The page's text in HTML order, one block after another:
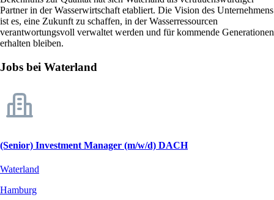
Partner in der Wasserwirtschaft etabliert. Die Vision des Unternehmens
ist es, eine Zukunft zu schaffen, in der Wasserressourcen
verantwortungsvoll verwaltet werden und für kommende Generationen
erhalten bleiben.
Jobs bei Waterland
(Senior) Investment Manager (m/w/d) DACH
Waterland
Hamburg